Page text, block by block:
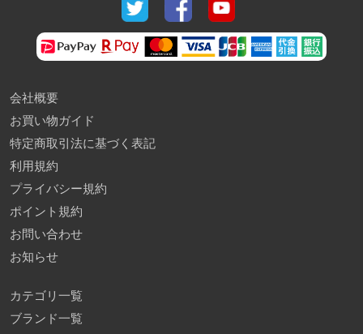
会社概要
お買い物ガイド
特定商取引法に基づく表記
利用規約
プライバシー規約
ポイント規約
お問い合わせ
お知らせ
カテゴリ一覧
ブランド一覧